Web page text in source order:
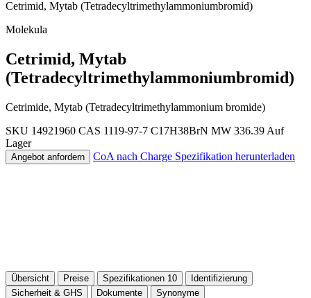
Cetrimid, Mytab (Tetradecyltrimethylammoniumbromid)
Molekula
Cetrimid, Mytab
(Tetradecyltrimethylammoniumbromid)
Cetrimide, Mytab (Tetradecyltrimethylammonium bromide)
SKU 14921960 CAS 1119-97-7 C17H38BrN MW 336.39 Auf
Lager
Angebot anfordern CoA nach Charge Spezifikation herunterladen
Übersicht Preise Spezifikationen 10
Identifizierung
Sicherheit & GHS
Dokumente
Synonyme